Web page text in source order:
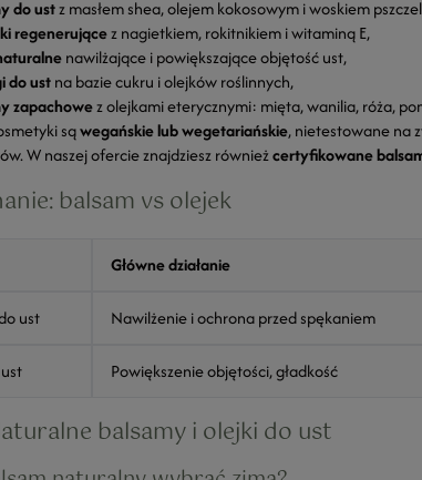
do ustz masłem shea, olejem kokosowym i woskiem
regenerującez nagietkiem, rokitnikiem i witaminą E,
nawilżające i powiększające objętość ust,
do ustna bazie cukru i olejków roślinnych,
zapachowez olejkami eterycznymi: mięta, wanilia, róża,
sąwegańskie lub wegetariańskie, nietestowane na
W naszej ofercie znajdziesz równieżcertyfikowane
balsam vs olejek
Główne działanie
ust Nawilżenie i ochrona przed spękaniem
Powiększenie objętości, gładkość
balsamy i olejki do ust